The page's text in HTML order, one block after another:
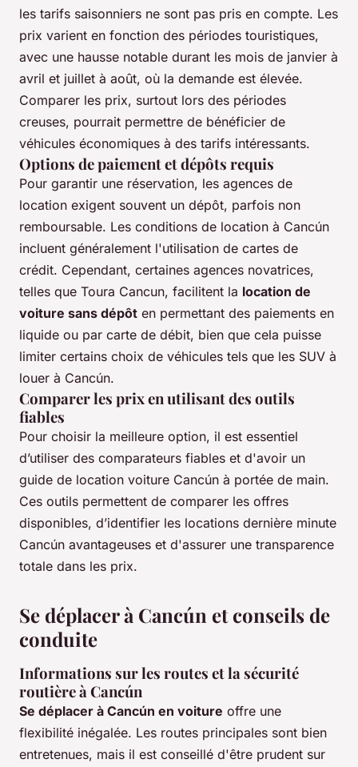
les tarifs saisonniers ne sont pas pris en compte. Les
prix varient en fonction des périodes touristiques,
avec une hausse notable durant les mois de janvier à
avril et juillet à août, où la demande est élevée.
Comparer les prix, surtout lors des périodes
creuses, pourrait permettre de bénéficier de
véhicules économiques à des tarifs intéressants.
Options de paiement et dépôts requis
Pour garantir une réservation, les agences de
location exigent souvent un dépôt, parfois non
remboursable. Les conditions de location à Cancún
incluent généralement l'utilisation de cartes de
crédit. Cependant, certaines agences novatrices,
telles que Toura Cancun, facilitent la location de
voiture sans dépôt en permettant des paiements en
liquide ou par carte de débit, bien que cela puisse
limiter certains choix de véhicules tels que les SUV à
louer à Cancún.
Comparer les prix en utilisant des outils
fiables
Pour choisir la meilleure option, il est essentiel
d’utiliser des comparateurs fiables et d'avoir un
guide de location voiture Cancún à portée de main.
Ces outils permettent de comparer les offres
disponibles, d’identifier les locations dernière minute
Cancún avantageuses et d'assurer une transparence
totale dans les prix.
Se déplacer à Cancún et conseils de
conduite
Informations sur les routes et la sécurité
routière à Cancún
Se déplacer à Cancún en voiture offre une
flexibilité inégalée. Les routes principales sont bien
entretenues, mais il est conseillé d'être prudent sur